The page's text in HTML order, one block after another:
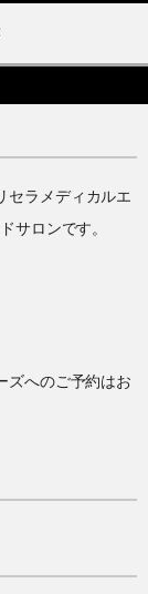
セラメディカルエ
サロンです。